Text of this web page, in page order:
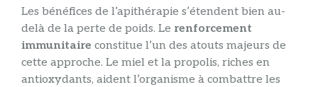
Les bénéfices de l’apithérapie s’étendent bien au-
delà de la perte de poids. Le renforcement
immunitaire constitue l’un des atouts majeurs de
cette approche. Le miel et la propolis, riches en
antioxydants, aident l’organisme à combattre les